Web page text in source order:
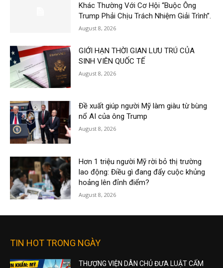
Khác Thường Với Cơ Hội “Buộc Ông
Trump Phải Chịu Trách Nhiệm Giải Trình”.
August 8, 2026
GIỚI HẠN THỜI GIAN LƯU TRÚ CỦA
SINH VIÊN QUỐC TẾ
August 8, 2026
Đề xuất giúp người Mỹ làm giàu từ bùng
nổ AI của ông Trump
August 8, 2026
Hơn 1 triệu người Mỹ rời bỏ thị trường
lao động: Điều gì đang đẩy cuộc khủng
hoảng lên đỉnh điểm?
August 8, 2026
TIN HOT TRONG NGÀY
THƯỢNG VIỆN DÂN CHỦ ĐƯA LUẬT CẤM